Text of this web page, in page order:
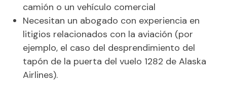
camión o un vehículo comercial
Necesitan un abogado con experiencia en
litigios relacionados con la aviación (por
ejemplo, el caso del desprendimiento del
tapón de la puerta del vuelo 1282 de Alaska
Airlines).